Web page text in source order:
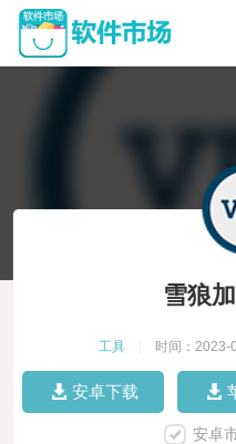
雪狼
工具 时间：2023-
安卓下载
安卓